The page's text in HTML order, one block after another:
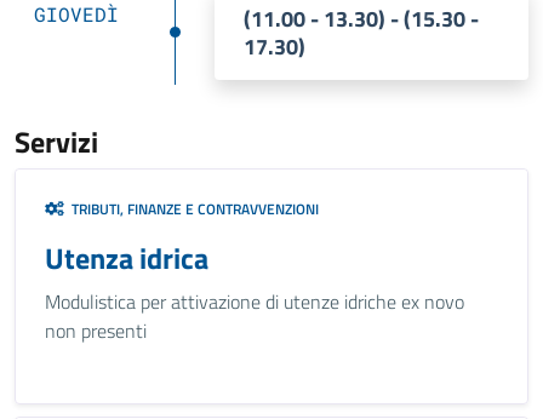
GIOVEDÌ
(11.00 - 13.30) - (15.30 -
17.30)
Servizi
TRIBUTI, FINANZE E CONTRAVVENZIONI
Utenza idrica
Modulistica per attivazione di utenze idriche ex novo
non presenti